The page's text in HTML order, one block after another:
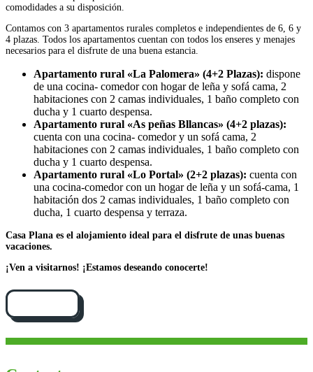
comodidades a su disposición.
Contamos con 3 apartamentos rurales completos e independientes de 6, 6 y
4 plazas. Todos los apartamentos cuentan con todos los enseres y menajes
necesarios para el disfrute de una buena estancia.
Apartamento rural «La Palomera» (4+2 Plazas): dispone
de una cocina- comedor con hogar de leña y sofá cama, 2
habitaciones con 2 camas individuales, 1 baño completo con
ducha y 1 cuarto despensa.
Apartamento rural «As peñas Bllancas» (4+2 plazas):
cuenta con una cocina- comedor y un sofá cama, 2
habitaciones con 2 camas individuales, 1 baño completo con
ducha y 1 cuarto despensa.
Apartamento rural «Lo Portal» (2+2 plazas): cuenta con
una cocina-comedor con un hogar de leña y un sofá-cama, 1
habitación dos 2 camas individuales, 1 baño completo con
ducha, 1 cuarto despensa y terraza.
Casa Plana es el alojamiento ideal para el disfrute de unas buenas
vacaciones.
¡Ven a visitarnos! ¡Estamos deseando conocerte!